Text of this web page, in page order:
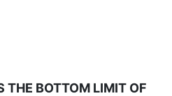
THE BOTTOM LIMIT OF